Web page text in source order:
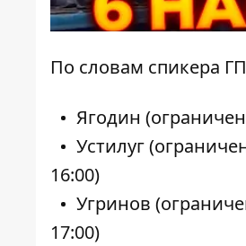
По словам спикера
Ягодин
Устилуг
16:00)
Угринов
17:00)